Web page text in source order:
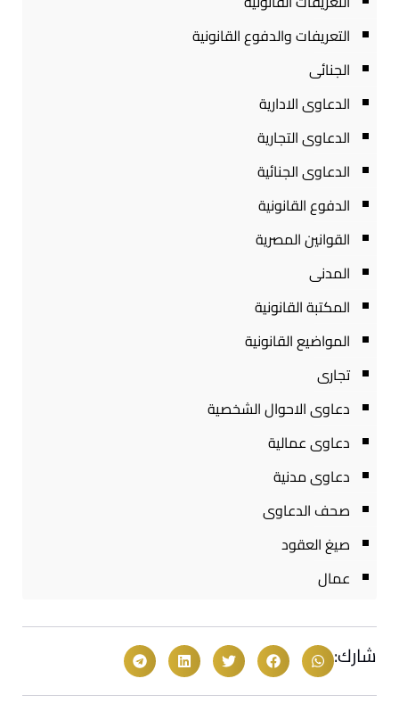
التعريفات والدفوع القانونية
الجنائى
الدعاوى الادارية
الدعاوى التجارية
الدعاوى الجنائية
الدفوع القانونية
القوانين المصرية
المدنى
المكتبة القانونية
المواضيع القانونية
تجارى
دعاوى الاحوال الشخصية
دعاوى عمالية
دعاوى مدنية
صحف الدعاوى
صيغ العقود
عمال
شارك: